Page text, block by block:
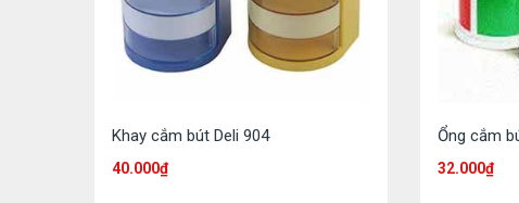
Khay cắm bút Deli 904
40.000₫
Ổng cắm
32.000₫